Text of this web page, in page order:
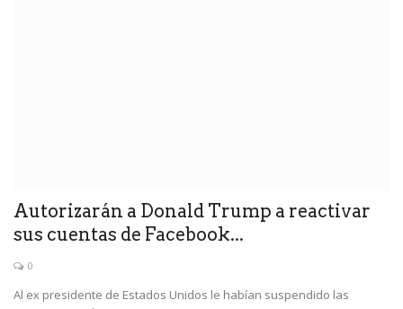
Autorizarán a Donald Trump a reactivar
sus cuentas de Facebook...
0
Al ex presidente de Estados Unidos le habían suspendido las